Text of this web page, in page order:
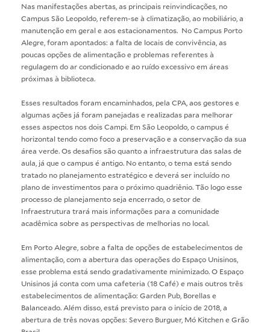
Nas manifestações abertas, as principais reinvindicações, no
Campus São Leopoldo, referem-se à climatização, ao mobiliário, a
manutenção em geral e aos estacionamentos. No Campus Porto
Alegre, foram apontados: a falta de locais de convivência, as
poucas opções de alimentação e problemas referentes à
regulagem do ar condicionado e ao ruído excessivo em áreas
próximas à biblioteca.
Esses resultados foram encaminhados, pela CPA, aos gestores e
algumas ações já foram panejadas e realizadas para melhorar
esses aspectos nos dois Campi. Em São Leopoldo, o campus é
horizontal tendo como foco a preservação e a conservação da sua
área verde. Os desafios são quanto a infraestrutura das salas de
aula, já que o campus é antigo. No entanto, o tema está sendo
tratado no planejamento estratégico e deverá ser incluído no
plano de investimentos para o próximo quadriênio. Tão logo esse
processo de planejamento seja encerrado, o setor de
Infraestrutura trará mais informações para a comunidade
acadêmica sobre as perspectivas de melhorias no local.
Em Porto Alegre, sobre a falta de opções de estabelecimentos de
alimentação, com a abertura das operações do Espaço Unisinos,
esse problema está sendo gradativamente minimizado. O Espaço
Unisinos já conta com uma cafeteria (18 Café) e mais outros três
estabelecimentos de alimentação: Garden Pub, Borellas e
Balanceado. Além disso, está previsto para o início de 2018, a
abertura de três novas opções: Severo Burguer, Mó Kitchen e Grão